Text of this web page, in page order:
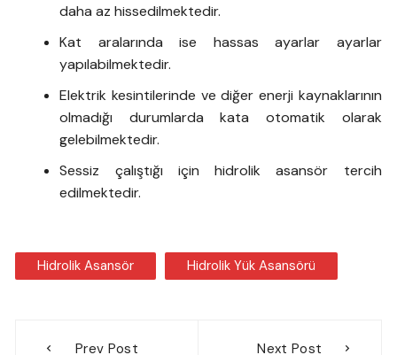
daha az hissedilmektedir.
Kat aralarında ise hassas ayarlar ayarlar
yapılabilmektedir.
Elektrik kesintilerinde ve diğer enerji kaynaklarının
olmadığı durumlarda kata otomatik olarak
gelebilmektedir.
Sessiz çalıştığı için hidrolik asansör tercih
edilmektedir.
Hidrolik Asansör Hidrolik Yük Asansörü
Prev Post Next Post